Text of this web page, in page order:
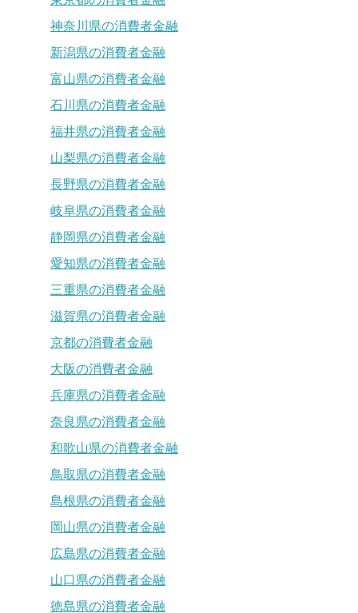
神奈川県の消費者金融
新潟県の消費者金融
富山県の消費者金融
石川県の消費者金融
福井県の消費者金融
山梨県の消費者金融
長野県の消費者金融
岐阜県の消費者金融
静岡県の消費者金融
愛知県の消費者金融
三重県の消費者金融
滋賀県の消費者金融
京都の消費者金融
大阪の消費者金融
兵庫県の消費者金融
奈良県の消費者金融
和歌山県の消費者金融
鳥取県の消費者金融
島根県の消費者金融
岡山県の消費者金融
広島県の消費者金融
山口県の消費者金融
徳島県の消費者金融